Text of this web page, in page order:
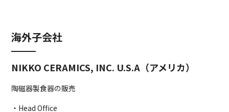
海外子会社
NIKKO CERAMICS, INC. U.S.A（アメリカ）
陶磁器製食器の販売
・Head Office